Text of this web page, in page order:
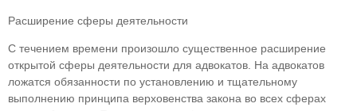
Расширение сферы деятельности
С течением времени произошло существен­ное расширение
открытой сферы деятельности для адвокатов. На адвокатов
ложатся обязанности по установлению и тщательному
выполнению принципа верховенства закона во всех сферах